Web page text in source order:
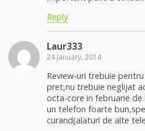
Reply
Laur333
24 January, 2014
Review-uri trebuie
pret,nu trebuie neglijat
octa-core in februarie
un telefon foarte
curand(alaturi de alte